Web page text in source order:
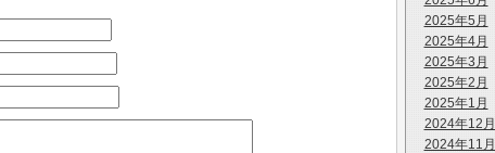
2025年5月
2025年4月
2025年3月
2025年2月
2025年1月
2024年12月
2024年11月